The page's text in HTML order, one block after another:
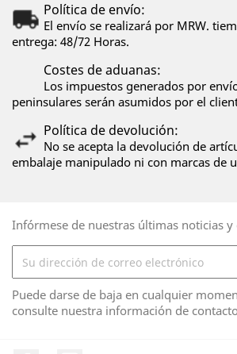
Política de envío:
El envío se realizará por MRW.
entrega: 48/72 Horas.
Costes de aduanas:
Los impuestos generados por
peninsulares serán asumidos por el
Política de devolución:
No se acepta la devolución de
embalaje manipulado ni con marcas de
Infórmese de nuestras últimas noticias y
Puede darse de baja en cualquier
consulte nuestra información de